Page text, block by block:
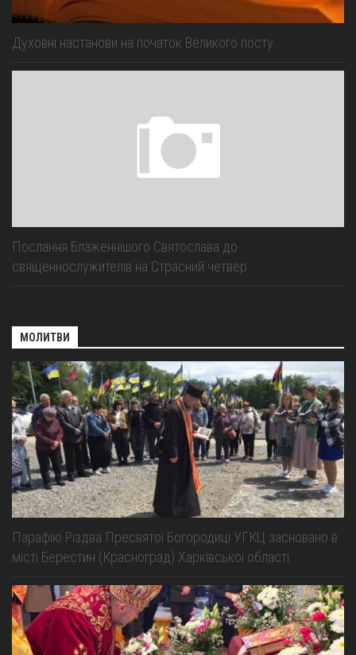
Духовні настанови на початок Великого посту
Послання Блаженнішого Святослава до
священнослужителів на Страсний четвер
МОЛИТВИ
Парафію Різдва Пресвятої Богородиці УГКЦ засновано в
місті Берестин (Красноград) Харківської області